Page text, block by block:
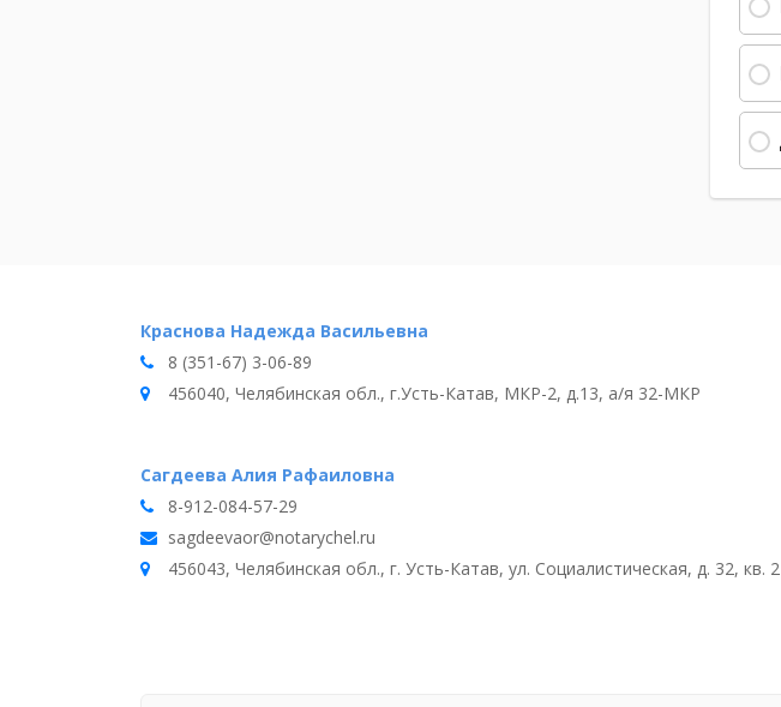
Краснова Надежда Васильевна
8 (351-67) 3-06-89
456040, Челябинская обл., г.Усть-Катав, МКР-2, д.13, а/я 32-МКР
Сагдеева Алия Рафаиловна
8-912-084-57-29
sagdeevaor@notarychel.ru
456043, Челябинская обл., г. Усть-Катав, ул. Социалистическая, д. 32, кв. 2